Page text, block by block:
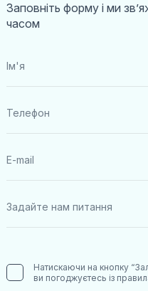
Заповніть форму і ми
часом
Натискаючи на кнопку
ви погоджуєтесь із